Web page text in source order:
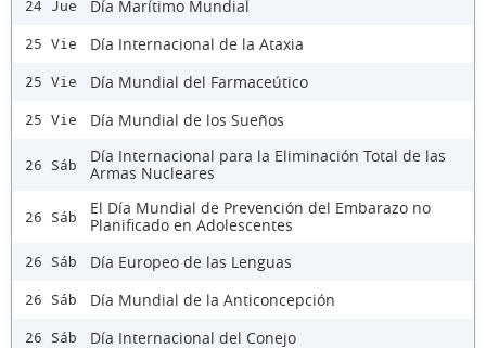
24 Jue Día Marítimo Mundial
25 Vie Día Internacional de la Ataxia
25 Vie Día Mundial del Farmaceútico
25 Vie Día Mundial de los Sueños
26 Sáb
Día Internacional para la Eliminación Total de las
Armas Nucleares
26 Sáb
El Día Mundial de Prevención del Embarazo no
Planificado en Adolescentes
26 Sáb Día Europeo de las Lenguas
26 Sáb Día Mundial de la Anticoncepción
26 Sáb Día Internacional del Conejo